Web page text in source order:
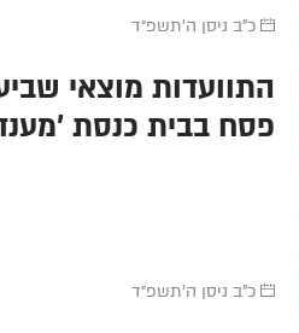
כ"ב ניסן ה׳תשפ״ד
התוועדות מוצאי
פסח בבית כנסת
כ"ב ניסן ה׳תשפ״ד